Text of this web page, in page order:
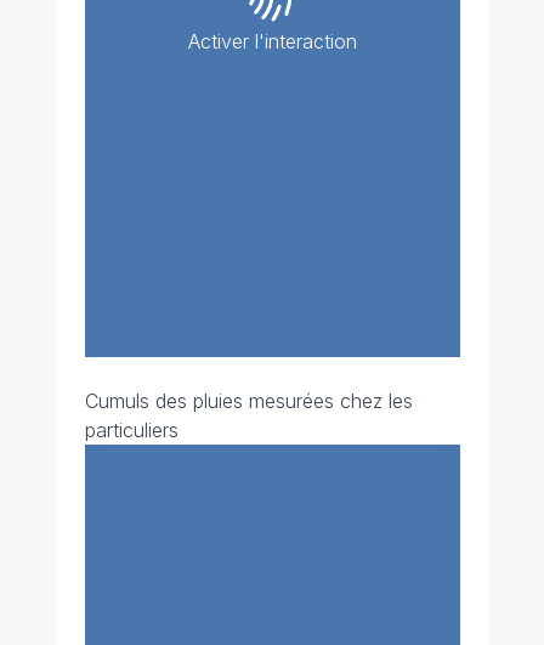
Activer l'interaction
Cumuls des pluies mesurées chez les
particuliers